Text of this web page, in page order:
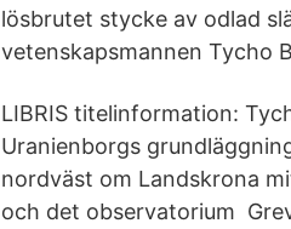
lösbrutet stycke av odlad
vetenskapsmannen Tycho
LIBRIS titelinformation:
Uranienborgs
nordväst om Landskrona
och det observatorium